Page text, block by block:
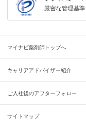
厳密な管理基
マイナビ薬剤師トップへ
キャリアアドバイザー紹介
ご入社後のアフターフォロー
サイトマップ